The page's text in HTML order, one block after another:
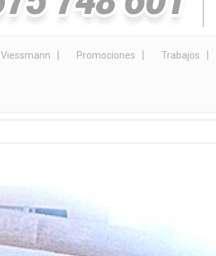
Viessmann Promociones Trabajos